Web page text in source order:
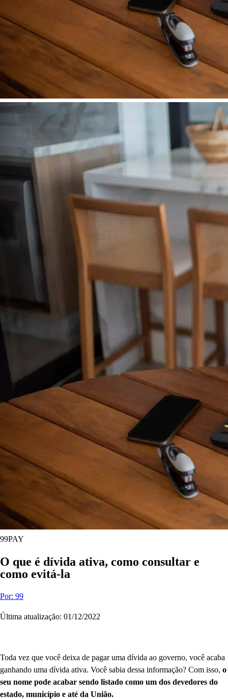
99PAY
O que é dívida ativa, como consultar e
como evitá-la
Por: 99
Última atualização: 01/12/2022
Toda vez que você deixa de pagar uma dívida ao governo, você acaba
ganhando uma dívida ativa. Você sabia dessa informação? Com isso, o
seu nome pode acabar sendo listado como um dos devedores do
estado, município e até da União.